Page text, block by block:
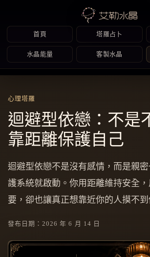
首頁 塔羅占卜
水晶能量 客製水晶
心理塔羅
迴避型依戀：不是
靠距離保護自己
迴避型依戀不是沒有感情，而是親
護系統就啟動。你用距離維持安全
要，卻也讓真正想靠近你的人摸不到
發布日期：2026 年 6 月 14 日